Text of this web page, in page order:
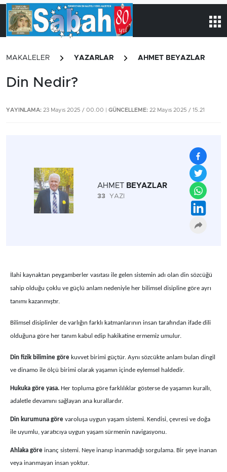
MAKALELER YAZARLAR AHMET BEYAZLAR
Din Nedir?
YAYINLAMA: 23 Mayıs 2025 / 00.00 | GÜNCELLEME: 22 Mayıs 2025 / 15.21
AHMET BEYAZLAR
33 YAZI
İlahi kaynaktan peygamberler vasıtası ile gelen sistemin adı olan din sözcüğü
sahip olduğu çoklu ve güçlü anlam nedeniyle her bilimsel disipline göre ayrı
tanımı kazanmıştır.
Bilimsel disiplinler de varlığın farklı katmanlarının insan tarafından ifade dili
olduğuna göre her tanım kabul edip hakikatine ermemiz umulur.
Din fizik bilimine göre kuvvet birimi güçtür. Aynı sözcükte anlam bulan dingil
ve dinamo ile ölçü birimi olarak yaşamın içinde eylemsel haldedir.
Hukuka göre yasa. Her topluma göre farklılıklar gösterse de yaşamın kurallı,
adaletle devamını sağlayan ana kurallardır.
Din kurumuna göre varoluşa uygun yaşam sistemi. Kendisi, çevresi ve doğa
ile uyumlu, yaratıcıya uygun yaşam sürmenin navigasyonu.
Ahlaka göre inanç sistemi. Neye inanıp inanmadığı sorgulama. Bir şeye inanan
veya inanmayan insan yoktur.